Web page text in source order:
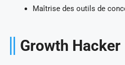
Maîtrise des outils de
Growth Hacker